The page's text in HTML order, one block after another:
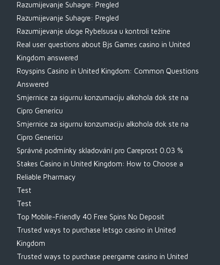
Razumijevanje Suhagre: Pregled
Razumijevanje Suhagre: Pregled
Razumijevanje uloge Rybelsusa u kontroli težine
Real user questions about Bjs Games casino in United
Kingdom answered
Royspins Casino in United Kingdom: Common Questions
Answered
Smjernice za sigurnu konzumaciju alkohola dok ste na
Cipro Genericu
Smjernice za sigurnu konzumaciju alkohola dok ste na
Cipro Genericu
Správné podmínky skladování pro Careprost 0.03 %
Stakes Casino in United Kingdom: How to Choose a
Reliable Pharmacy
Test
Test
Top Mobile-Friendly 40 Free Spins No Deposit
Trusted ways to purchase letsgo casino in United
Kingdom
Trusted ways to purchase peergame casino in United